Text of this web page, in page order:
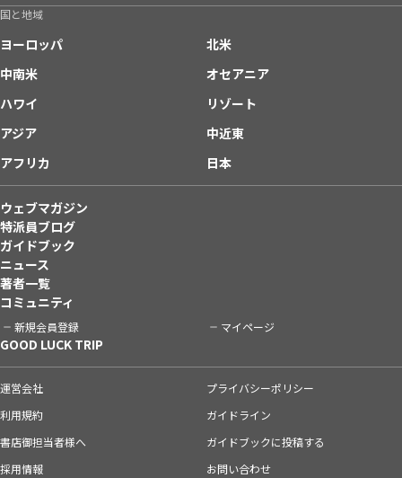
国と地域
ヨーロッパ
北米
中南米
オセアニア
ハワイ
リゾート
アジア
中近東
アフリカ
日本
ウェブマガジン
特派員ブログ
ガイドブック
ニュース
著者一覧
コミュニティ
新規会員登録 マイページ
GOOD LUCK TRIP
運営会社
プライバシーポリシー
利用規約
ガイドライン
書店御担当者様へ
ガイドブックに投稿する
採用情報
お問い合わせ